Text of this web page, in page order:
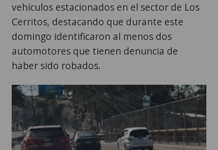
vehículos estacionados en el sector de Los
Cerritos, destacando que durante este
domingo identificaron al menos dos
automotores que tienen denuncia de
haber sido robados.